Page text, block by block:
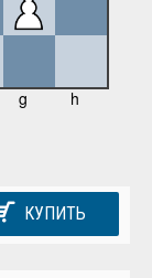
КУПИТЬ